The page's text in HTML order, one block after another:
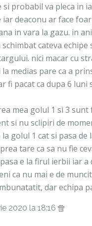
si probabil va pleca in
deaconu ar face
in vara la gazu. in
cateva echipe
nici macar cu
la medias pare ca a
fi pacat ca dupa 6 luni
mea golul 1 si 3 sunt
si nu sclipiri de
golul 1 cat si pasa de
tare ca sa nu fie
e la firul ierbii iar a
ca nu mai e de
dar echipa
2020 la 18:16